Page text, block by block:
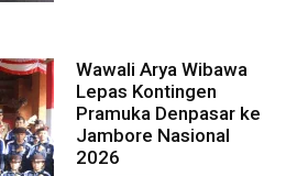
Wawali Arya Wibawa
Lepas Kontingen
Pramuka Denpasar ke
Jambore Nasional
2026